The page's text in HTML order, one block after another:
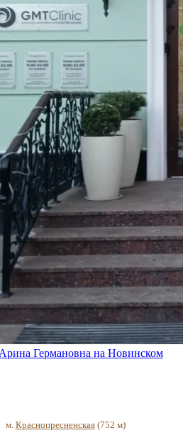
Германовна на Новинском
м. Краснопресненская(752 м)